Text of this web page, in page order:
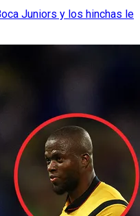
Juniors y los hinchas le